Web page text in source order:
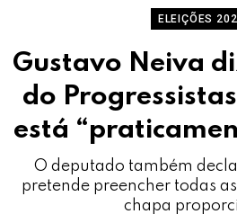
ELEIÇÕES
Gustavo Neiva
do
está
O deputado também
pretende preencher todas
chapa